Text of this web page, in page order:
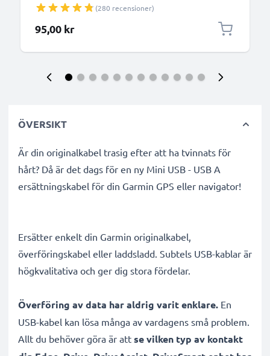
(280 recensioner)
95,00 kr
ÖVERSIKT
Är din originalkabel trasig efter att ha tvinnats för
hårt? Då är det dags för en ny Mini USB - USB A
ersättningskabel för din Garmin GPS eller navigator!
Ersätter enkelt din Garmin originalkabel,
överföringskabel eller laddsladd. Subtels USB-kablar är
högkvalitativa och ger dig stora fördelar.
Överföring av data har aldrig varit enklare. En
USB-kabel kan lösa många av vardagens små problem.
Allt du behöver göra är att se vilken typ av kontakt